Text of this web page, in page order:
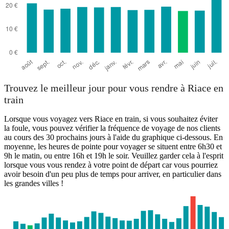
Catania
Trouvez le meilleur jour pour vous rendre à Riace en
train
Lorsque vous voyagez vers Riace en train, si vous souhaitez éviter
la foule, vous pouvez vérifier la fréquence de voyage de nos clients
au cours des 30 prochains jours à l'aide du graphique ci-dessous. En
moyenne, les heures de pointe pour voyager se situent entre 6h30 et
9h le matin, ou entre 16h et 19h le soir. Veuillez garder cela à l'esprit
lorsque vous vous rendez à votre point de départ car vous pourriez
avoir besoin d'un peu plus de temps pour arriver, en particulier dans
les grandes villes !